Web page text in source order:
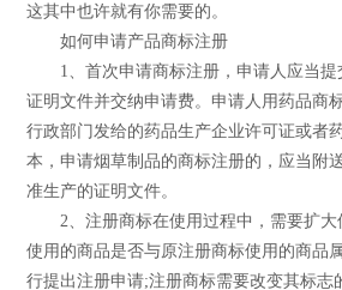
这其中也许就有你需要的。
如何申请产品商标注册
1、首次申请商标注册，申请人应当提
证明文件并交纳申请费。申请人用药品商
行政部门发给的药品生产企业许可证或者
本，申请烟草制品的商标注册的，应当附
准生产的证明文件。
2、注册商标在使用过程中，需要扩大
使用的商品是否与原注册商标使用的商品
行提出注册申请;注册商标需要改变其标志